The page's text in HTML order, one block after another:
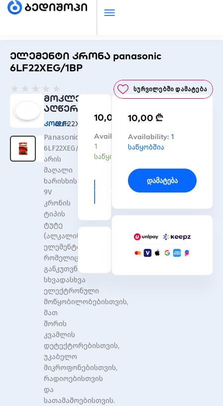
ელემენტი კრონა panasonic
6LF22XEG/1BP
★ ★ ★ ★ ★
0
out
5
Სურვილებში Დამატება
მოკლე
აღწერა
კოდი:
6LF22XEG/1BP
Panasonic
6LF22XEG/1BP
არის
მაღალი
ხარისხის
9V
კრონის
ტიპის
ტუტე
(ალკალინური)
ელემენტი,
რომელიც
განკუთვნილია
სხვადასხვა
ელექტრონული
მოწყობილობებისთვის,
მათ
შორის
კვამლის
დეტექტორებისთვის,
უკაბელო
მიკროფონებისთვის,
რადიოებისთვის
და
სათამაშოებისთვის.
10,00 ₾
Availability:
1
საწყობშია
რაოდენობა:
ელემენტი
კრონა
6LF22XEG/1BP
Დამატება
10,00 ₾
Availability: 1
საწყობშია
რაოდენობა:
ელემენტი
6LF22XEG/1BP
Დამატება